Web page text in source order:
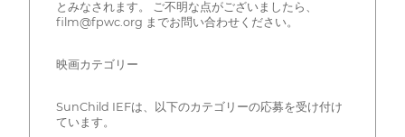
とみなされます。 ご不明な点がございましたら、
film@fpwc.org までお問い合わせください。
映画カテゴリー
SunChild IEFは、以下のカテゴリーの応募を受け付け
ています。